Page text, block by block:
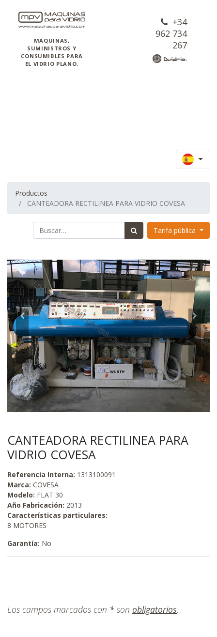
MÁQUINAS,
SUMINISTROS Y
CONSUMIBLES PARA
EL VIDRIO PLANO.
+34
962 734
267
Productos
CANTEADORA RECTILINEA PARA VIDRIO COVESA
Tarifa pública
CANTEADORA RECTILINEA PARA
VIDRIO COVESA
Referencia Interna: 1313100091
Marca: COVESA
Modelo: FLAT 30
Año Fabricación: 2013
Características particulares:
8 MOTORES
Garantía: No
Los campos marcados con * son obligatorios.